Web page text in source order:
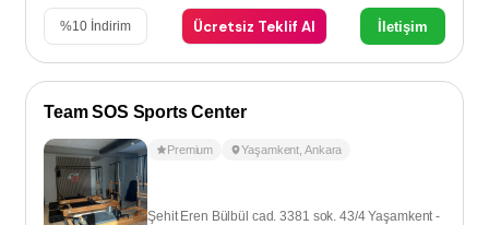
%10 İndirim Ücretsiz Teklif Al İletişim
Team SOS Sports Center
Premium Yaşamkent ,Ankara
Şehit Eren Bülbül cad. 3381 sok. 43/4 Yaşamkent -